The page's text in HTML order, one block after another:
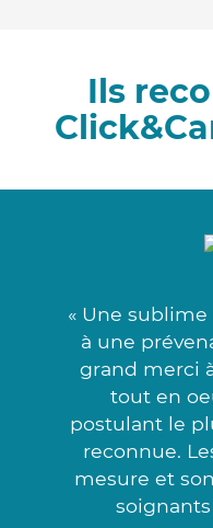
Ils
« Une
à une
grand merci
tout en
postulant le
reconnue.
mesure et